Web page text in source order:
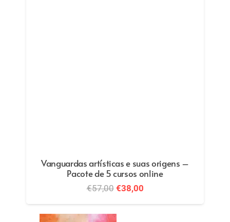
Vanguardas artísticas e suas origens –
Pacote de 5 cursos online
€57,00 O
preço
original
€38,00O
preço